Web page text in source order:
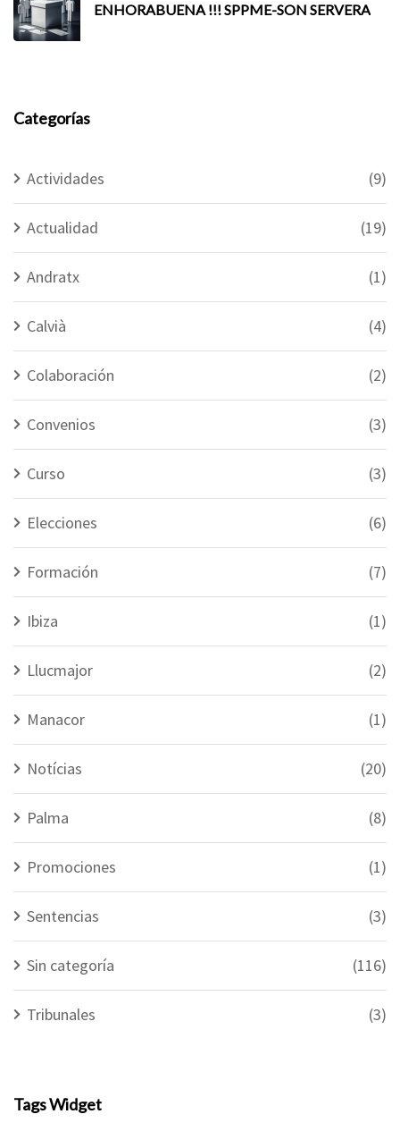
ENHORABUENA !!! SPPME-SON SERVERA
Categorías
Actividades (9)
Actualidad (19)
Andratx (1)
Calvià (4)
Colaboración (2)
Convenios (3)
Curso (3)
Elecciones (6)
Formación (7)
Ibiza (1)
Llucmajor (2)
Manacor (1)
Notícias (20)
Palma (8)
Promociones (1)
Sentencias (3)
Sin categoría (116)
Tribunales (3)
Tags Widget